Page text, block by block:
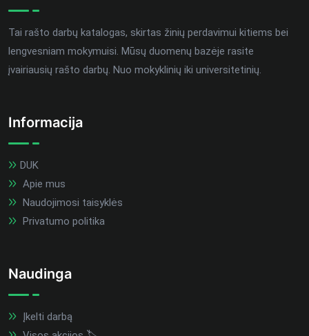
Tai rašto darbų katalogas, skirtas žinių perdavimui kitiems bei
lengvesniam mokymuisi. Mūsų duomenų bazėje rasite
įvairiausių rašto darbų. Nuo mokyklinių iki universitetinių.
Informacija
DUK
Apie mus
Naudojimosi taisyklės
Privatumo politika
Naudinga
Įkelti darbą